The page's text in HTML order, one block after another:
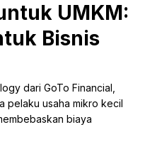
UMKM:
Bisnis
dari GoTo Financial,
pelaku usaha mikro kecil
biaya